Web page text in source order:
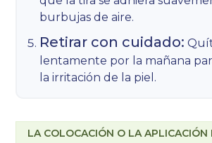
burbujas de aire.
Retirar con cuidado:
lentamente por la mañana
la irritación de la piel.
LA COLOCACIÓN O LA APLICACIÓN